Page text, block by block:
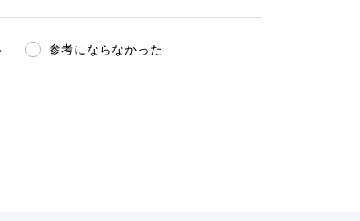
参考にならなかった